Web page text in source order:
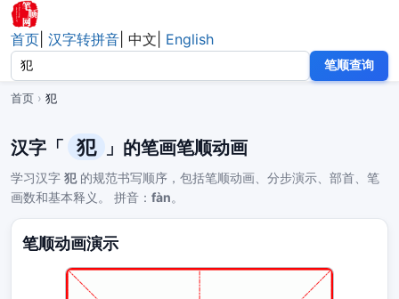
首页 汉字转拼音 中文 English
笔顺查询
首页 › 犯
汉字「 犯 」的笔画笔顺动画
学习汉字 犯的规范书写顺序，包括笔顺动画、分步演示、部首、笔
画数和基本释义。 拼音： fàn。
笔顺动画演示